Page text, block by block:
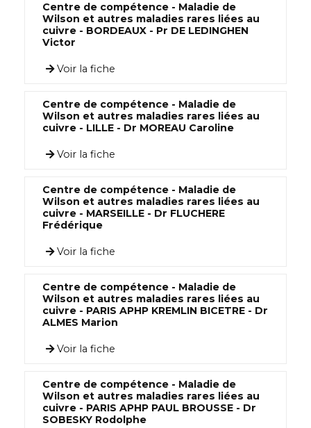
Centre de compétence - Maladie de
Wilson et autres maladies rares liées au
cuivre - BORDEAUX - Pr DE LEDINGHEN
Victor
Voir la fiche
Centre de compétence - Maladie de
Wilson et autres maladies rares liées au
cuivre - LILLE - Dr MOREAU Caroline
Voir la fiche
Centre de compétence - Maladie de
Wilson et autres maladies rares liées au
cuivre - MARSEILLE - Dr FLUCHERE
Frédérique
Voir la fiche
Centre de compétence - Maladie de
Wilson et autres maladies rares liées au
cuivre - PARIS APHP KREMLIN BICETRE - Dr
ALMES Marion
Voir la fiche
Centre de compétence - Maladie de
Wilson et autres maladies rares liées au
cuivre - PARIS APHP PAUL BROUSSE - Dr
SOBESKY Rodolphe